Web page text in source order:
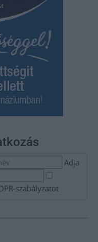
Adja
szabályzatot